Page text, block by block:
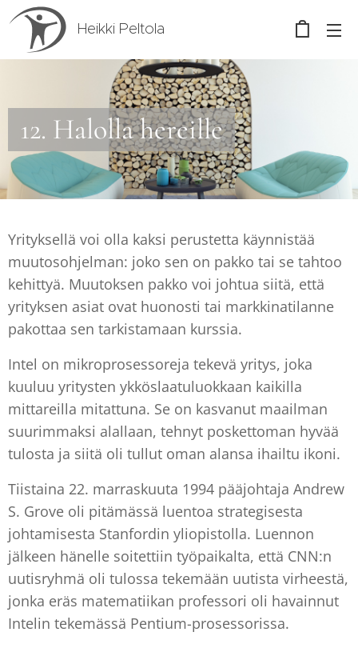
Heikki Peltola
12. Halolla hereille
Yrityksellä voi olla kaksi perustetta käynnistää
muutosohjelman: joko sen on pakko tai se tahtoo
kehittyä. Muutoksen pakko voi johtua siitä, että
yrityksen asiat ovat huonosti tai markkinatilanne
pakottaa sen tarkistamaan kurssia.
Intel on mikroprosessoreja tekevä yritys, joka
kuuluu yritysten ykköslaatuluokkaan kaikilla
mittareilla mitattuna. Se on kasvanut maailman
suurimmaksi alallaan, tehnyt poskettoman hyvää
tulosta ja siitä oli tullut oman alansa ihailtu ikoni.
Tiistaina 22. marraskuuta 1994 pääjohtaja Andrew
S. Grove oli pitämässä luentoa strategisesta
johtamisesta Stanfordin yliopistolla. Luennon
jälkeen hänelle soitettiin työpaikalta, että CNN:n
uutisryhmä oli tulossa tekemään uutista virheestä,
jonka eräs matematiikan professori oli havainnut
Intelin tekemässä Pentium-prosessorissa.